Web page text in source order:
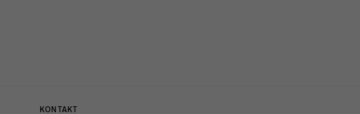
KONTAKT